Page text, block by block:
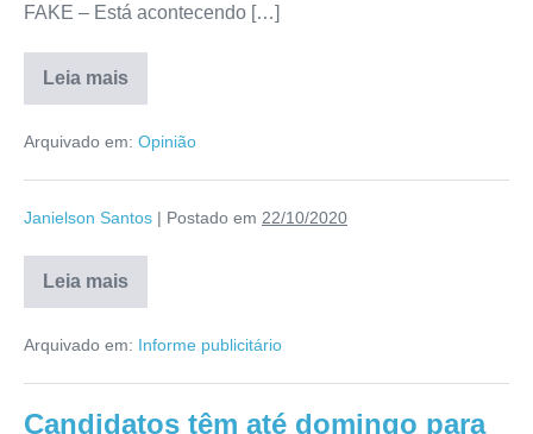
FAKE – Está acontecendo […]
Leia mais
Arquivado em: Opinião
Janielson Santos | Postado em 22/10/2020
Leia mais
Arquivado em: Informe publicitário
Candidatos têm até domingo para